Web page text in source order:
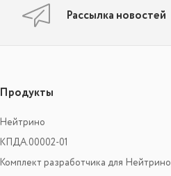
Рассылка новостей
Продукты
Нейтрино
КПДА.00002-01
Комплект разработчика для Нейтрино